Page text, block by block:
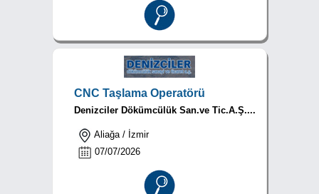
CNC Taşlama Operatörü
Denizciler Dökümcülük San.ve Tic.A.Ş....
Aliağa / İzmir
07/07/2026